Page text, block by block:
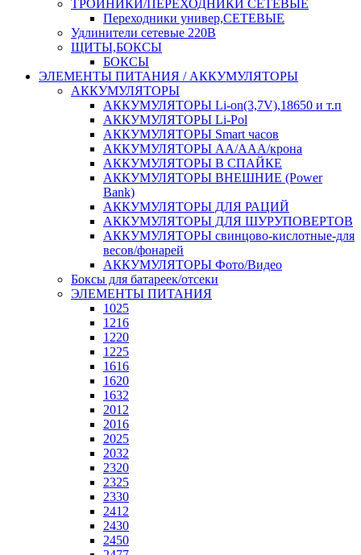
ТРОЙНИКИ/ПЕРЕХОДНИКИ СЕТЕВЫЕ
Переходники универ,СЕТЕВЫЕ
Удлинители сетевые 220В
ЩИТЫ,БОКСЫ
БОКСЫ
ЭЛЕМЕНТЫ ПИТАНИЯ / АККУМУЛЯТОРЫ
АККУМУЛЯТОРЫ
АККУМУЛЯТОРЫ Li-on(3,7V),18650 и т.п
АККУМУЛЯТОРЫ Li-Pol
АККУМУЛЯТОРЫ Smart часов
АККУМУЛЯТОРЫ АА/ААА/крона
АККУМУЛЯТОРЫ В СПАЙКЕ
АККУМУЛЯТОРЫ ВНЕШНИЕ (Power
Bank)
АККУМУЛЯТОРЫ ДЛЯ РАЦИЙ
АККУМУЛЯТОРЫ ДЛЯ ШУРУПОВЕРТОВ
АККУМУЛЯТОРЫ свинцово-кислотные-для
весов/фонарей
АККУМУЛЯТОРЫ Фото/Видео
Боксы для батареек/отсеки
ЭЛЕМЕНТЫ ПИТАНИЯ
1025
1216
1220
1225
1616
1620
1632
2012
2016
2025
2032
2320
2325
2330
2412
2430
2450